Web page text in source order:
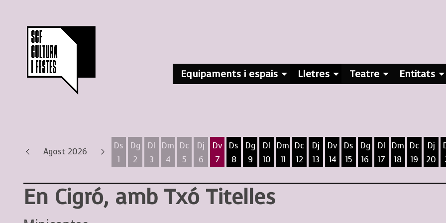
Equipaments i espais Lletres Teatre Entitats
Agost 2026
Ds
1
Dg
2
Dl
3
Dm
4
Dc
5
Dj
6
Dv
7
Ds
8
Dg
9
Dl
10
Dm
11
Dc
12
Dj
13
Dv
14
Ds
15
Dg
16
Dl
17
Dm
18
Dc
19
Dj
20
En Cigró, amb Txó Titelles